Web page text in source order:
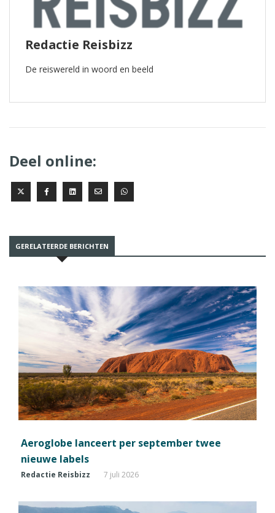
Redactie Reisbizz
De reiswereld in woord en beeld
Deel online:
GERELATEERDE BERICHTEN
Aeroglobe lanceert per september twee
nieuwe labels
Redactie Reisbizz 7 juli 2026